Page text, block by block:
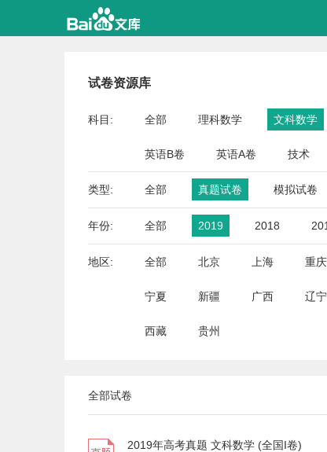
试卷资源库
科目: 全部 理科数学 文科数学
英语B卷 英语A卷 技术
类型: 全部 真题试卷 模拟试卷
年份: 全部 2019 2018
地区: 全部 北京 上海 重庆
宁夏 新疆 广西 辽宁
西藏 贵州
全部试卷
2019年高考真题 文科数学 (全国I卷)